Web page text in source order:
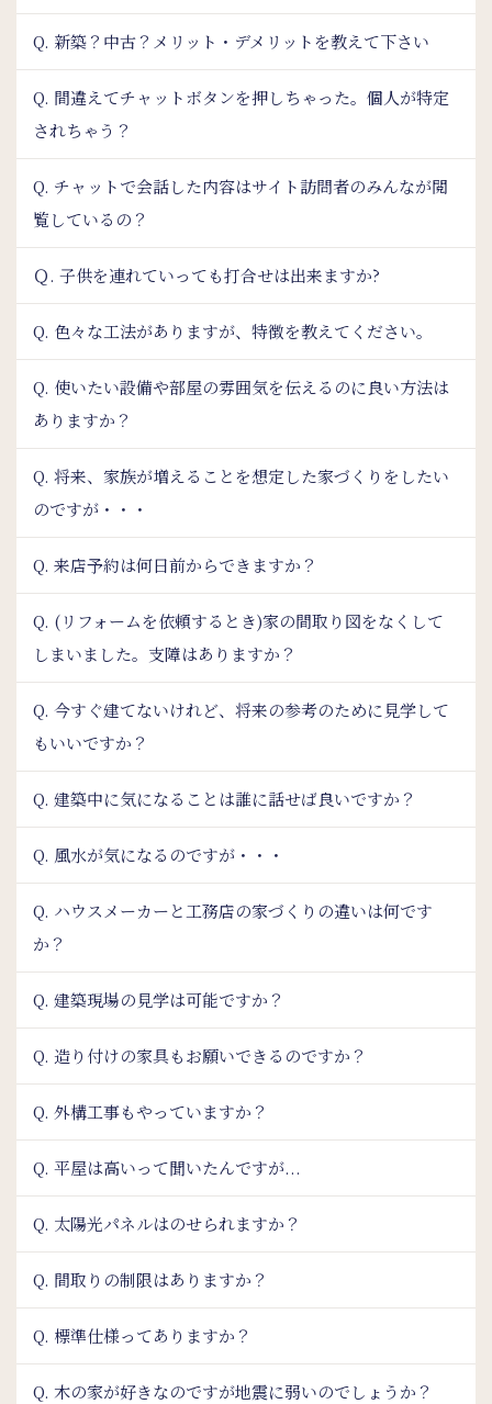
Q. 新築？中古？メリット・デメリットを教えて下さい
Q. 間違えてチャットボタンを押しちゃった。個人が特定
されちゃう？
Q. チャットで会話した内容はサイト訪問者のみんなが閲
覧しているの？
Ｑ. 子供を連れていっても打合せは出来ますか?
Q. 色々な工法がありますが、特徴を教えてください。
Q. 使いたい設備や部屋の雰囲気を伝えるのに良い方法は
ありますか？
Q. 将来、家族が増えることを想定した家づくりをしたい
のですが・・・
Q. 来店予約は何日前からできますか？
Q. (リフォームを依頼するとき)家の間取り図をなくして
しまいました。支障はありますか？
Q. 今すぐ建てないけれど、将来の参考のために見学して
もいいですか？
Q. 建築中に気になることは誰に話せば良いですか？
Q. 風水が気になるのですが・・・
Q. ハウスメーカーと工務店の家づくりの違いは何です
か？
Q. 建築現場の見学は可能ですか？
Q. 造り付けの家具もお願いできるのですか？
Q. 外構工事もやっていますか？
Q. 平屋は高いって聞いたんですが...
Q. 太陽光パネルはのせられますか？
Q. 間取りの制限はありますか？
Q. 標準仕様ってありますか？
Q. 木の家が好きなのですが地震に弱いのでしょうか？